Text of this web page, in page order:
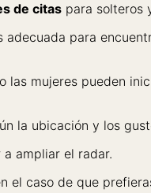
de citas para solteros
para
mujeres pueden
la ubicación y los
ampliar el radar.
el caso de que